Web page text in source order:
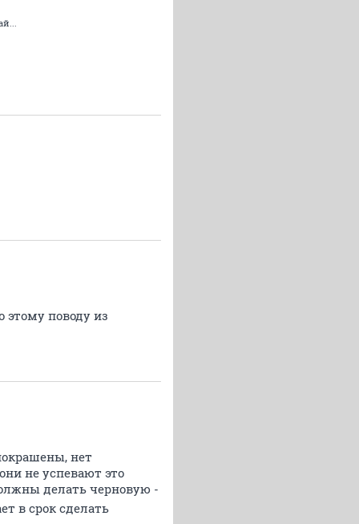
этому поводу из
нет
не успевают это
делать черновую -
в срок сделать